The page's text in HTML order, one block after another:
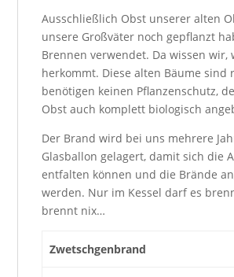
Ausschließlich Obst unserer alten
unsere Großväter noch gepflanzt
Brennen verwendet. Da wissen wir,
herkommt. Diese alten Bäume sind
benötigen keinen Pflanzenschutz,
Obst auch komplett biologisch
Der Brand wird bei uns mehrere
Glasballon gelagert, damit sich die
entfalten können und die Brände
werden. Nur im Kessel darf es
brennt nix…
Zwetschgenbrand